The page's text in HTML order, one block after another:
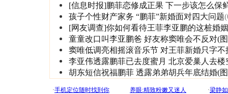
[信息时报]鹏菲恋修成正果 下一步该怎么保
孩子个性财产家务 “鹏菲”新婚面对四大问题
[网友调查]你如何看待王菲李亚鹏的这桩婚姻
童童改口叫李亚鹏爸 好友称窦唯会不反对(
窦唯低调亮相摇滚音乐节 对王菲新婚只字不
李亚伟透露鹏菲已去度蜜月 北京爱巢人去楼
胡东短信祝福鹏菲 透露弟弟胡兵年底结婚(